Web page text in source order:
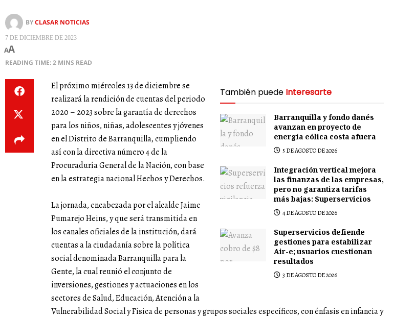
BYCLASAR NOTICIAS
7 DE DICIEMBRE DE 2023
AA
READING TIME: 2 MINS READ
También puede Interesarte
Barranquilla y fondo danés
avanzan en proyecto de
energía eólica costa afuera
5 DE AGOSTO DE 2026
Integración vertical mejora
las finanzas de las empresas,
pero no garantiza tarifas
más bajas: Superservicios
4 DE AGOSTO DE 2026
Superservicios defiende
gestiones para estabilizar
Air-e; usuarios cuestionan
resultados
3 DE AGOSTO DE 2026
El próximo miércoles 13 de diciembre se
realizará la rendición de cuentas del periodo
2020 – 2023 sobre la garantía de derechos
para los niños, niñas, adolescentes y jóvenes
en el Distrito de Barranquilla, cumpliendo
así con la directiva número 4 de la
Procuraduría General de la Nación, con base
en la estrategia nacional Hechos y Derechos.
La jornada, encabezada por el alcalde Jaime
Pumarejo Heins, y que será transmitida en
los canales oficiales de la institución, dará
cuentas a la ciudadanía sobre la política
social denominada Barranquilla para la
Gente, la cual reunió el conjunto de
inversiones, gestiones y actuaciones en los
sectores de Salud, Educación, Atención a la
Vulnerabilidad Social y Física de personas y grupos sociales específicos, con énfasis en infancia y